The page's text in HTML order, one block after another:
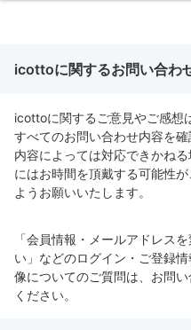
icottoに関するお問い合わ
icottoに関するご意見やご感想
すべてのお問い合わせ内容を
内容によっては対応できかね
にはお時間を頂戴する可能性
ようお願いいたします。
「会員情報・メールアドレス
い」などのログイン・ご登録
像についてのご質問は、お問
ください。